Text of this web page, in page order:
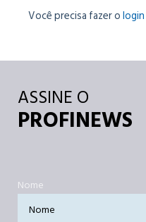
Você precisa fazer ologin
ASSINE O
PROFINEWS
Nome